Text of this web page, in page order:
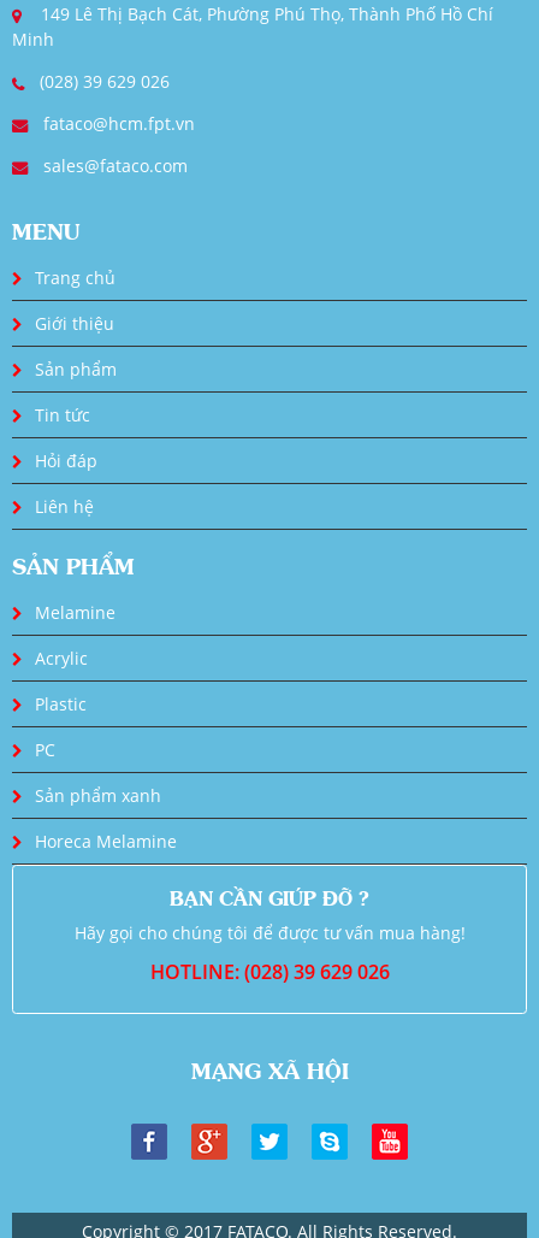
149 Lê Thị Bạch Cát, Phường Phú Thọ, Thành Phố Hồ Chí
Minh
(028) 39 629 026
fataco@hcm.fpt.vn
sales@fataco.com
MENU
Trang chủ
Giới thiệu
Sản phẩm
Tin tức
Hỏi đáp
Liên hệ
SẢN PHẨM
Melamine
Acrylic
Plastic
PC
Sản phẩm xanh
Horeca Melamine
BẠN CẦN GIÚP ĐỠ ?
Hãy gọi cho chúng tôi để được tư vấn mua hàng!
HOTLINE: (028) 39 629 026
MẠNG XÃ HỘI
Copyright © 2017 FATACO. All Rights Reserved.